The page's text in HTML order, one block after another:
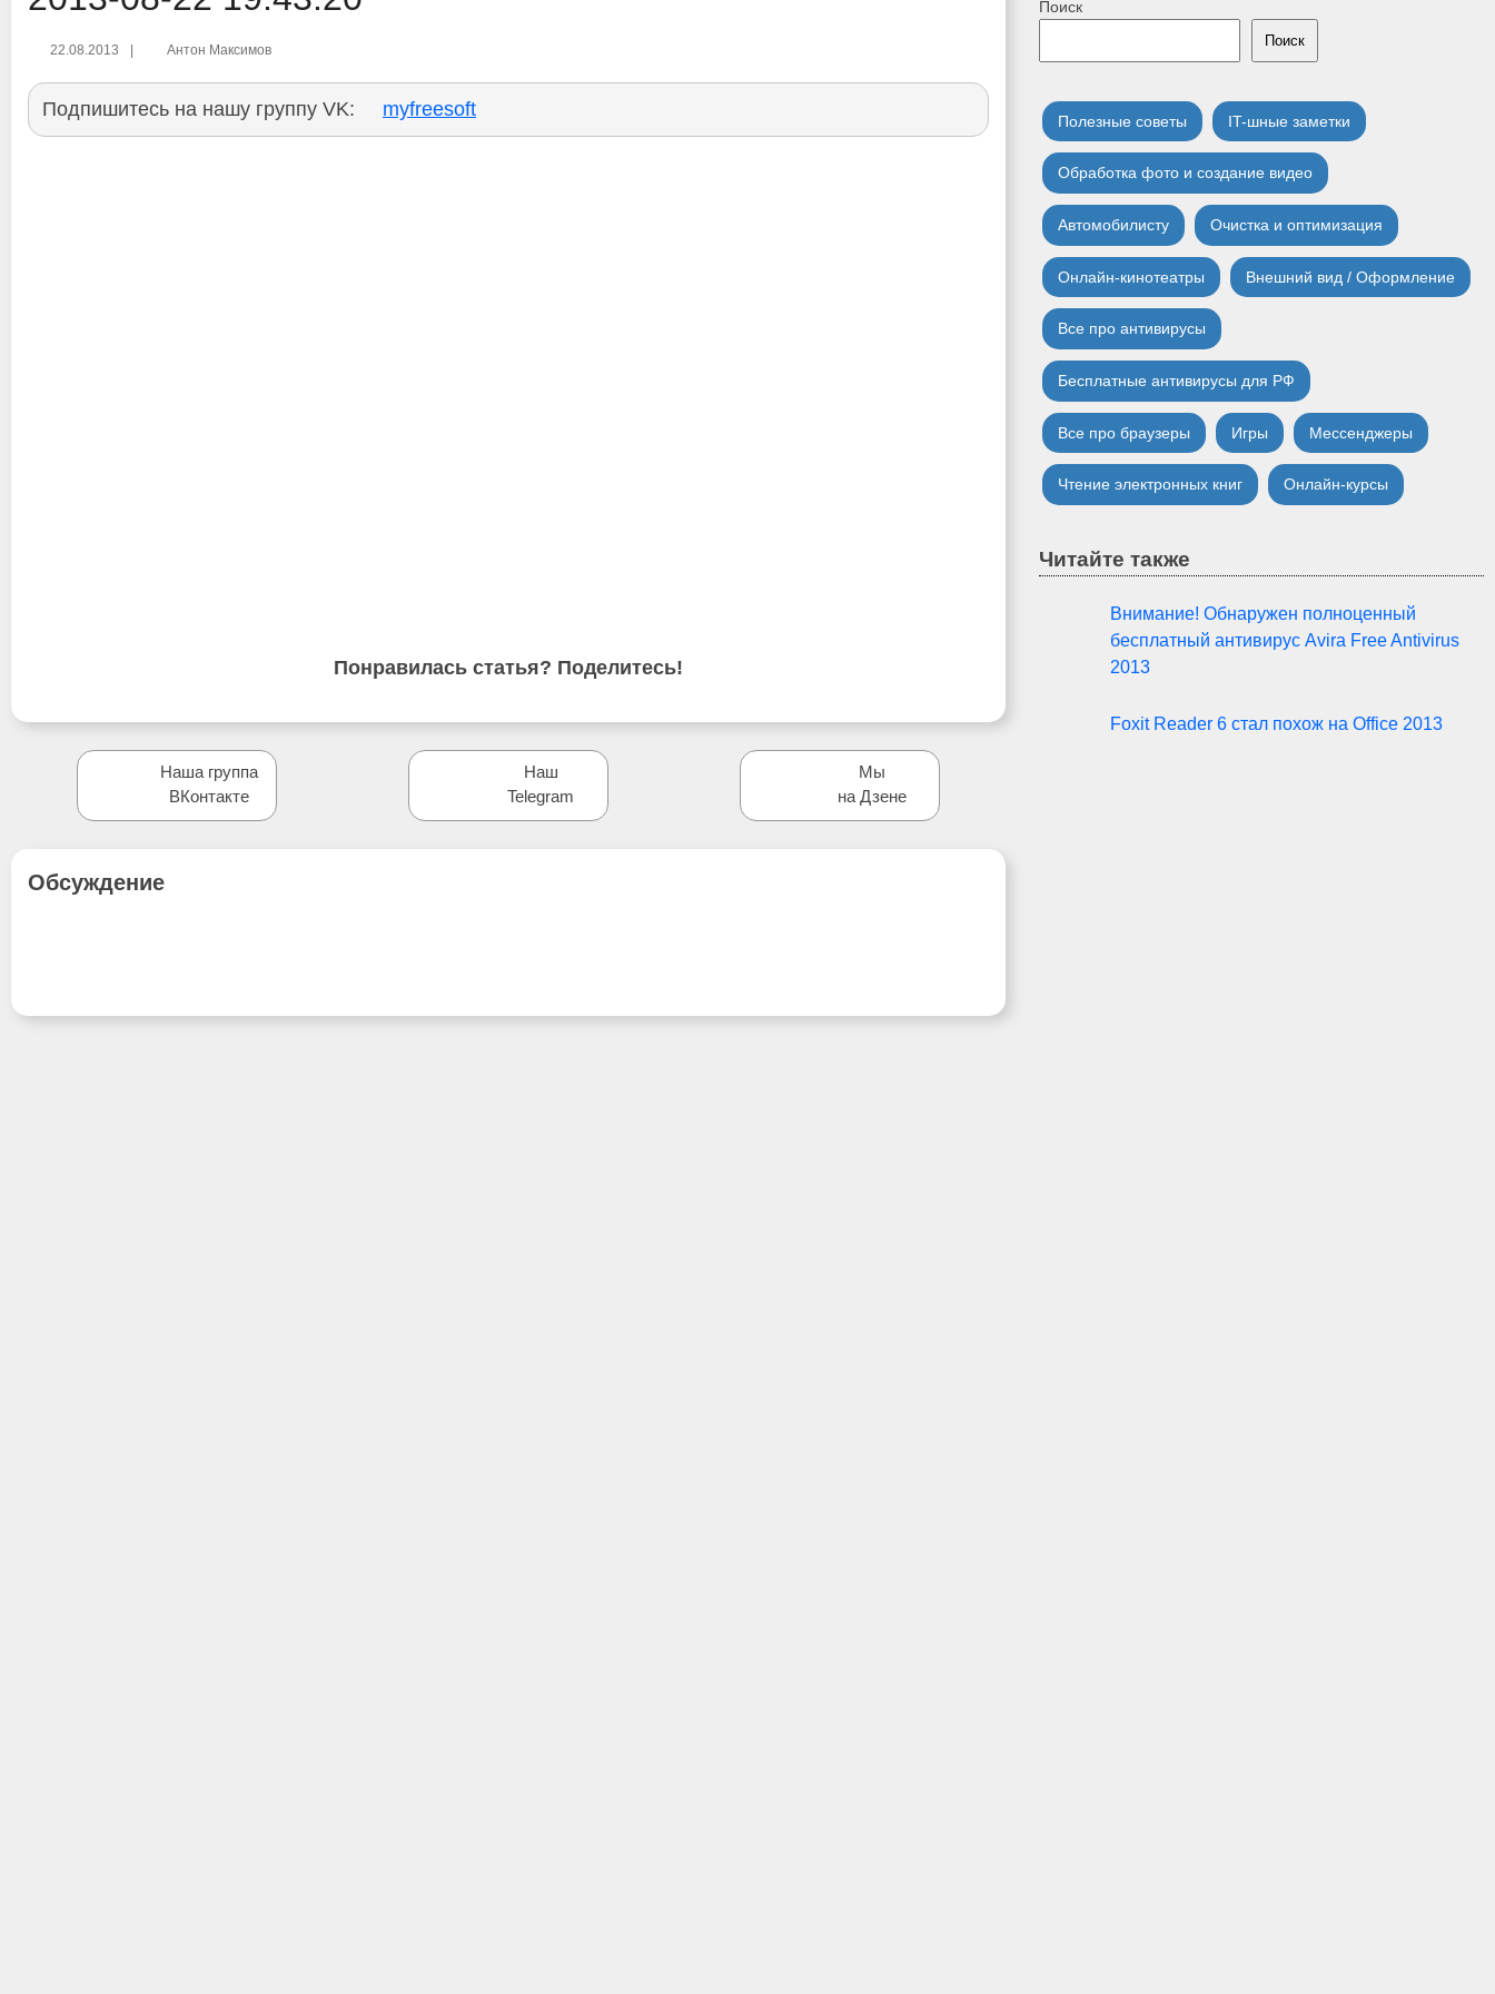
22.08.2013 | Антон Максимов
Подпишитесь на нашу группу VK: myfreesoft
Понравилась статья? Поделитесь!
Наша группа
ВКонтакте
Наш
Telegram
Мы
на Дзене
Обсуждение
Поиск
Поиск
Полезные советы IT-шные заметки
Обработка фото и создание видео
Автомобилисту Очистка и оптимизация
Онлайн-кинотеатры Внешний вид / Оформление
Все про антивирусы
Бесплатные антивирусы для РФ
Все про браузеры Игры Мессенджеры
Чтение электронных книг Онлайн-курсы
Читайте также
Внимание! Обнаружен полноценный
бесплатный антивирус Avira Free Antivirus
2013
Foxit Reader 6 стал похож на Office 2013